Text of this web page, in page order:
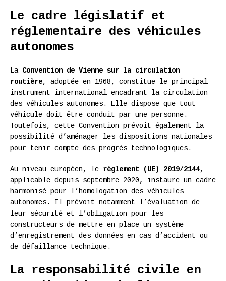
Le cadre législatif et
réglementaire des véhicules
autonomes
La Convention de Vienne sur la circulation
routière, adoptée en 1968, constitue le principal
instrument international encadrant la circulation
des véhicules autonomes. Elle dispose que tout
véhicule doit être conduit par une personne.
Toutefois, cette Convention prévoit également la
possibilité d’aménager les dispositions nationales
pour tenir compte des progrès technologiques.
Au niveau européen, le règlement (UE) 2019/2144,
applicable depuis septembre 2020, instaure un cadre
harmonisé pour l’homologation des véhicules
autonomes. Il prévoit notamment l’évaluation de
leur sécurité et l’obligation pour les
constructeurs de mettre en place un système
d’enregistrement des données en cas d’accident ou
de défaillance technique.
La responsabilité civile en